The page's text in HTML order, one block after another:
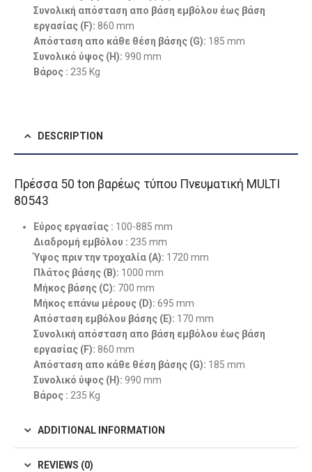
Συνολική απόσταση απο βάση εμβόλου έως βάση
εργασίας (F): 860 mm
Απόσταση απο κάθε θέση βάσης (G): 185 mm
Συνολικό ύψος (H): 990 mm
Βάρος : 235 Kg
DESCRIPTION
Πρέσσα 50 ton βαρέως τύπου Πνευματική MULTI
80543
Εύρος εργασίας : 100-885 mm
Διαδρομή εμβόλου : 235 mm
Ύψος πριν την τροχαλία (A): 1720 mm
Πλάτος βάσης (B): 1000 mm
Μήκος βάσης (C): 700 mm
Μήκος επάνω μέρους (D): 695 mm
Απόσταση εμβόλου βάσης (E): 170 mm
Συνολική απόσταση απο βάση εμβόλου έως βάση
εργασίας (F): 860 mm
Απόσταση απο κάθε θέση βάσης (G): 185 mm
Συνολικό ύψος (H): 990 mm
Βάρος : 235 Kg
ADDITIONAL INFORMATION
REVIEWS (0)